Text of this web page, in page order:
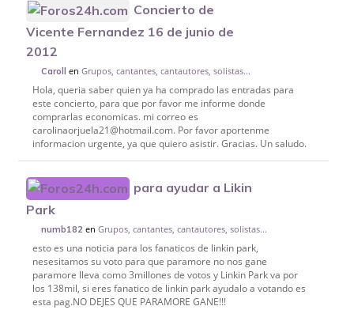
Concierto de
Vicente Fernandez 16 de junio de
2012
Caroll enGrupos, cantantes, cantautores, solistas...
Hola, queria saber quien ya ha comprado las entradas para
este concierto, para que por favor me informe donde
comprarlas economicas. mi correo es
carolinaorjuela21@hotmail.com. Por favor aportenme
informacion urgente, ya que quiero asistir. Gracias. Un saludo.
para ayudar a Likin
Park
numb182 enGrupos, cantantes, cantautores, solistas...
esto es una noticia para los fanaticos de linkin park,
nesesitamos su voto para que paramore no nos gane
paramore lleva como 3millones de votos y Linkin Park va por
los 138mil, si eres fanatico de linkin park ayudalo a votando es
esta pag.NO DEJES QUE PARAMORE GANE!!!